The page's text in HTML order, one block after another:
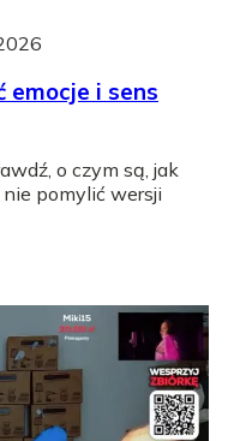
i sens
o czym są, jak
pomylić wersji